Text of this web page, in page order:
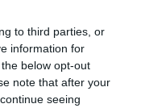
to third parties, or
information for
below opt-out
note that after your
seeing
Môret® 400g
Ingrédients: lait et
crème pasteurisés,
protéines du lait, sel.